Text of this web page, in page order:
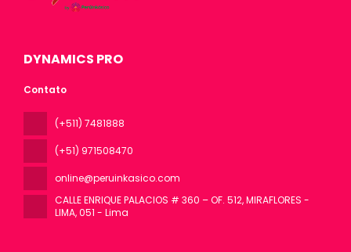
DYNAMICS PRO
Contato
(+511) 7481888
(+51) 971508470
online@peruinkasico.com
CALLE ENRIQUE PALACIOS # 360 – OF. 512, MIRAFLORES -
LIMA, 051 - Lima